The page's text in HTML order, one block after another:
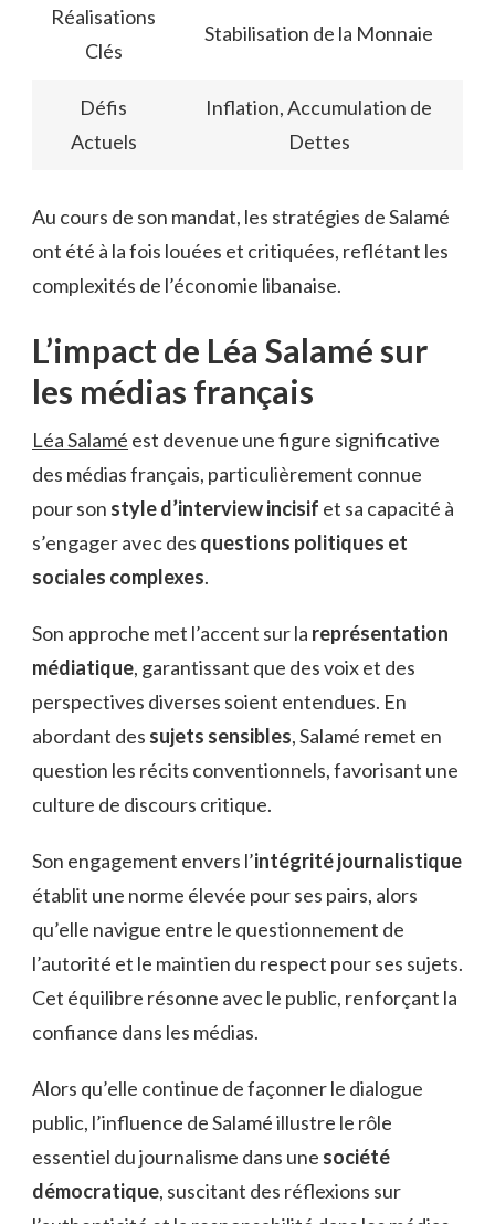
Réalisations
Clés
Stabilisation de la Monnaie
Défis
Actuels
Inflation, Accumulation de
Dettes
Au cours de son mandat, les stratégies de Salamé
ont été à la fois louées et critiquées, reflétant les
complexités de l’économie libanaise.
L’impact de Léa Salamé sur
les médias français
Léa Salamé est devenue une figure significative
des médias français, particulièrement connue
pour son style d’interview incisif et sa capacité à
s’engager avec des questions politiques et
sociales complexes.
Son approche met l’accent sur la représentation
médiatique, garantissant que des voix et des
perspectives diverses soient entendues. En
abordant des sujets sensibles, Salamé remet en
question les récits conventionnels, favorisant une
culture de discours critique.
Son engagement envers l’intégrité journalistique
établit une norme élevée pour ses pairs, alors
qu’elle navigue entre le questionnement de
l’autorité et le maintien du respect pour ses sujets.
Cet équilibre résonne avec le public, renforçant la
confiance dans les médias.
Alors qu’elle continue de façonner le dialogue
public, l’influence de Salamé illustre le rôle
essentiel du journalisme dans une société
démocratique, suscitant des réflexions sur